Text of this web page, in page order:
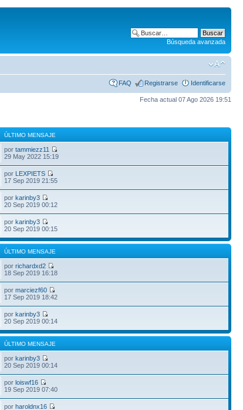
Búsqueda avanzada
FAQ Registrarse Identificarse
Fecha actual 07 Ago 2026 19:51
ÚLTIMO MENSAJE
portammiezz11
29 May 2022 15:19
por LEXPIETS
17 Sep 2019 21:55
porkarinby3
20 Sep 2019 00:12
porkarinby3
20 Sep 2019 00:15
ÚLTIMO MENSAJE
porrichardxd2
18 Sep 2019 16:18
pormarciezf60
17 Sep 2019 18:42
porkarinby3
20 Sep 2019 00:14
ÚLTIMO MENSAJE
porkarinby3
20 Sep 2019 00:14
porloiswf16
19 Sep 2019 07:40
porharoldnx16